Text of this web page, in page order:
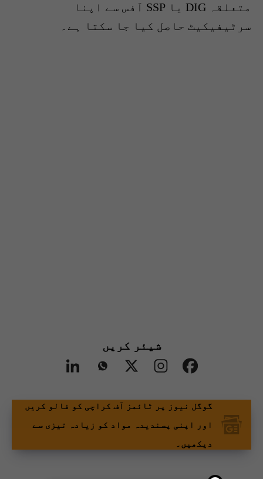
متعلقہ DIG یا SSP آفس سے اپنا
سرٹیفیکیٹ حاصل کیا جا سکتا ہے۔
شیئر کریں
گوگل نیوز پر ٹائمز آف کراچی کو فالو کریں
اور اپنی پسندیدہ مواد کو زیادہ تیزی سے
دیکھیں۔